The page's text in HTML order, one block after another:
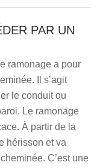
PAR UN
ramonage a pour
Il s’agit
le conduit ou
Le ramonage
À partir de la
hérisson et va
C’est une